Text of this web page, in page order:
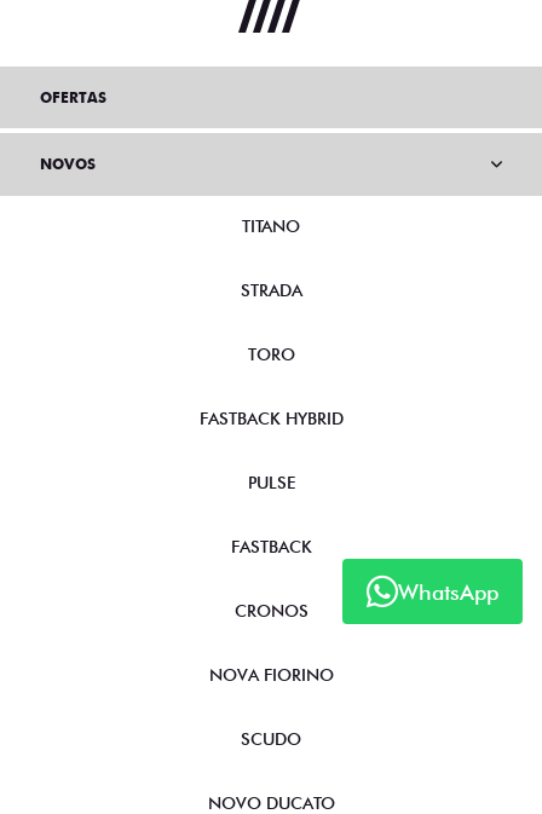
WhatsApp
OFERTAS
NOVOS
TITANO
STRADA
TORO
FASTBACK HYBRID
PULSE
FASTBACK
CRONOS
NOVA FIORINO
SCUDO
NOVO DUCATO